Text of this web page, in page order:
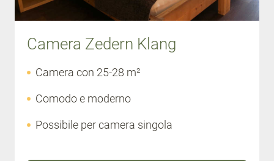
Camera Zedern Klang
Camera con 25-28 m²
Comodo e moderno
Possibile per camera singola